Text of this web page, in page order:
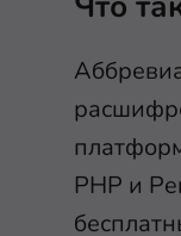
PHP и